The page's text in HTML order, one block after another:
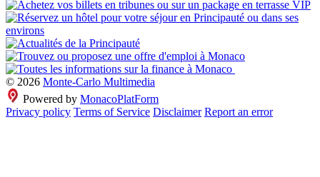
© 2026 Monte-Carlo Multimedia
Powered by MonacoPlatForm
Privacy policy Terms of Service Disclaimer Report an error